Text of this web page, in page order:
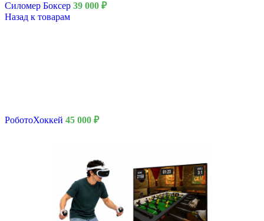
Силомер Боксер 39 000 ₽
Назад к товарам
РоботоХоккей 45 000 ₽